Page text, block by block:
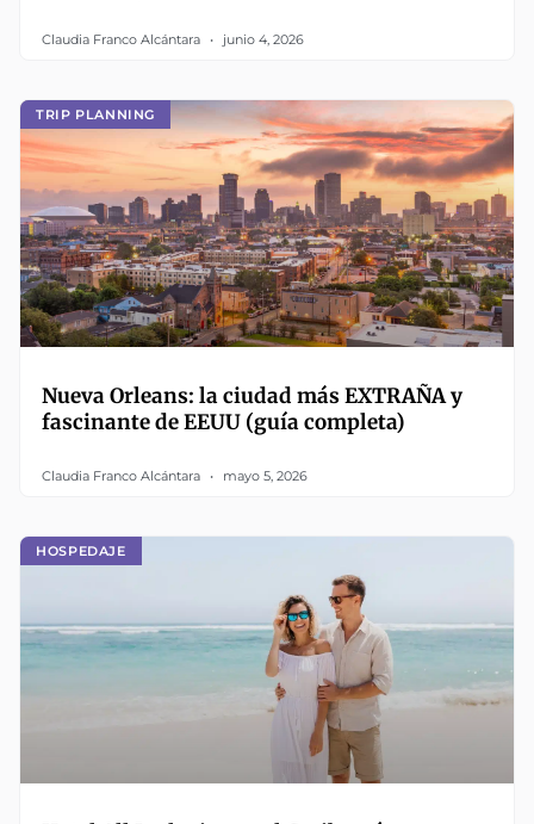
Claudia Franco Alcántara junio 4, 2026
TRIP PLANNING
Nueva Orleans: la ciudad más EXTRAÑA y
fascinante de EEUU (guía completa)
Claudia Franco Alcántara mayo 5, 2026
HOSPEDAJE